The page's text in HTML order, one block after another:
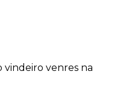
vindeiro venres na